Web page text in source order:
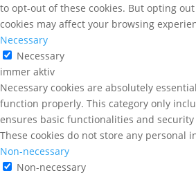
to opt-out of these cookies. But opting
cookies may affect your browsing
Necessary
Necessary
immer aktiv
Necessary cookies are absolutely
function properly. This category only
ensures basic functionalities and
These cookies do not store any personal
Non-necessary
Non-necessary